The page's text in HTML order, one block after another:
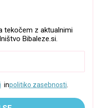
tekočem z aktualnimi
Bibaleze.si.
inpolitiko zasebnosti